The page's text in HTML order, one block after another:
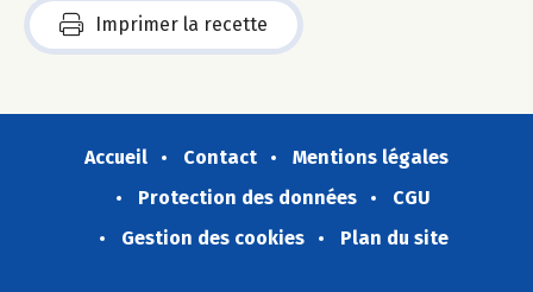
Imprimer la recette
Accueil Contact
Mentions légales
Protection des données
CGU
Gestion des cookies
Plan du site